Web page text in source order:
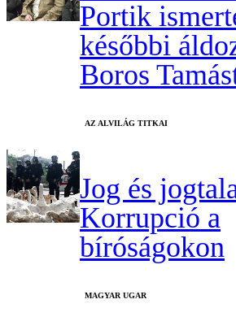
Portik
későbbi
Boros
AZ ALVILÁG TITKAI
Jog és
Korrupció a
bíróságokon
MAGYAR UGAR